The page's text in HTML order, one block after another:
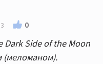
0
Dark Side of the Moon
(меломаном).